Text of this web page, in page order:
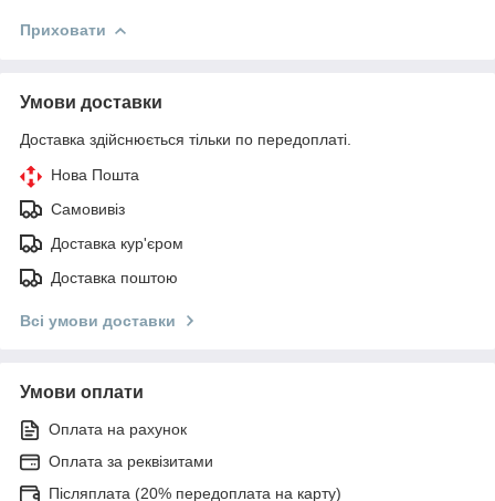
Приховати
Умови доставки
Доставка здійснюється тільки по передоплаті.
Нова Пошта
Самовивіз
Доставка кур'єром
Доставка поштою
Всі умови доставки
Умови оплати
Оплата на рахунок
Оплата за реквізитами
Післяплата (20% передоплата на карту)